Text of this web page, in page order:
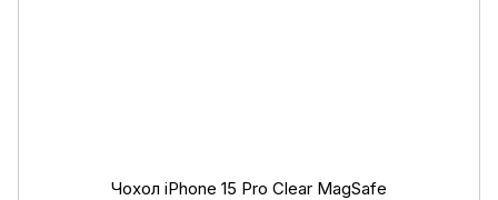
Чохол iPhone 15 Pro Clear MagSafe